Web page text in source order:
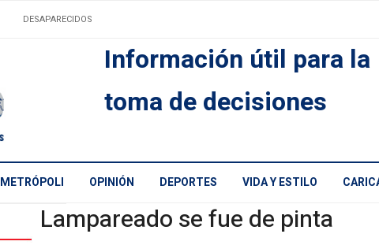
DESAPARECIDOS
Información útil para la
toma de decisiones
METRÓPOLI OPINIÓN DEPORTES VIDA Y ESTILO
Lampareado se fue de pinta